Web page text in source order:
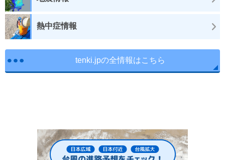
熱中症情報
tenki.jpの全情報はこちら